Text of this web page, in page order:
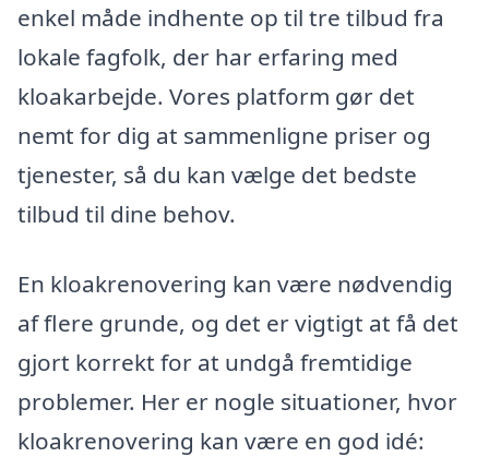
enkel måde indhente op til tre tilbud fra
lokale fagfolk, der har erfaring med
kloakarbejde. Vores platform gør det
nemt for dig at sammenligne priser og
tjenester, så du kan vælge det bedste
tilbud til dine behov.
En kloakrenovering kan være nødvendig
af flere grunde, og det er vigtigt at få det
gjort korrekt for at undgå fremtidige
problemer. Her er nogle situationer, hvor
kloakrenovering kan være en god idé: